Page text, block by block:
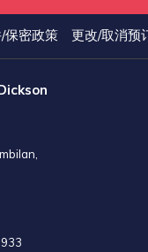
保密政策 更改/取消预